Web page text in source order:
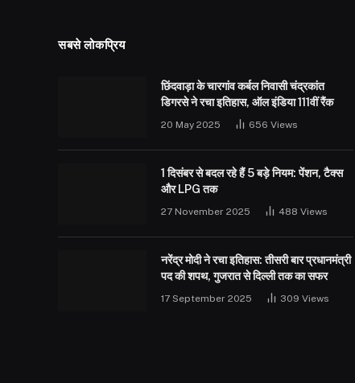
सबसे लोकप्रिय
छिंदवाड़ा के चारगांव कर्बल निवासी चंद्रकांत
डिगरसे ने रचा इतिहास, ऑल इंडिया 111वीं रैंक
20 May 2025 656 Views
1 दिसंबर से बदल रहे हैं 5 बड़े नियम: पेंशन, टैक्स
और LPG तक
27 November 2025 488 Views
नरेंद्र मोदी ने रचा इतिहास: तीसरी बार प्रधानमंत्री
पद की शपथ, गुजरात से दिल्ली तक का सफर
17 September 2025 309 Views